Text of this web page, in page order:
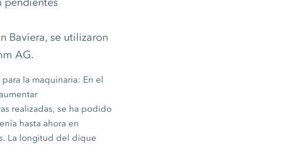
Baviera, se utilizaron
AG.
la maquinaria: En el
realizadas, se ha podido
hasta ahora en
La longitud del dique